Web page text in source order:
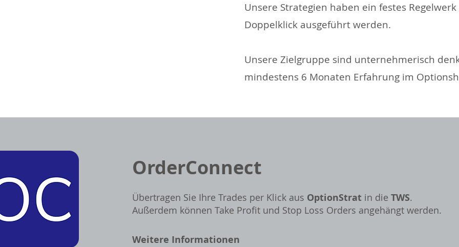
Unsere Strategien haben ein festes
Doppelklick ausgeführt werden.
Unsere Zielgruppe sind unternehmerisch
mindestens 6 Monaten Erfahrung im
OrderConnect​
Übertragen Sie Ihre Trades per Klick aus OptionStrat in die TWS.
Außerdem können Take Profit und Stop Loss Orders angehängt werden.​​​​​​​​​
Weitere Informationen